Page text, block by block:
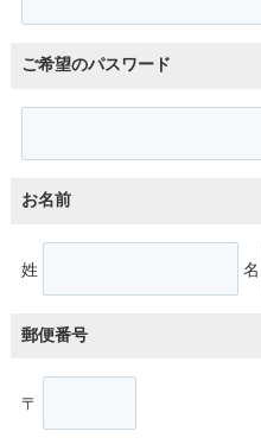
ご希望のパスワード
お名前
姓 名
郵便番号
〒